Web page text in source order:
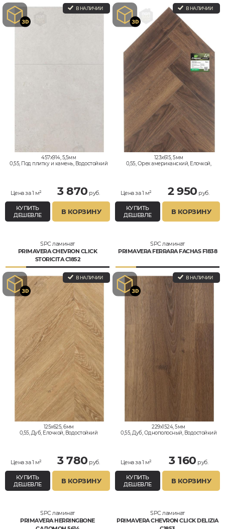
В НАЛИЧИИ
457x914, 5,5мм
0,55, Под плитку и камень, Водостойкий
Цена за 1 м² 3 870 руб.
КУПИТЬ
ДЕШЕВЛЕ
В КОРЗИНУ
В НАЛИЧИИ
123x615, 5мм
0,55, Орех американский, Елочкой,
Цена за 1 м² 2 950 руб.
КУПИТЬ
ДЕШЕВЛЕ
В КОРЗИНУ
SPC ламинат
PRIMAVERA CHEVRON CLICK
STORICITA C1852
В НАЛИЧИИ
125x625, 6мм
0,55, Дуб, Елочкой, Водостойкий
Цена за 1 м² 3 780 руб.
КУПИТЬ
ДЕШЕВЛЕ
В КОРЗИНУ
SPC ламинат
PRIMAVERA FERRARA FACHAS F1838
В НАЛИЧИИ
229x1524, 5мм
0,55, Дуб, Однополосный, Водостойкий
Цена за 1 м² 3 160 руб.
КУПИТЬ
ДЕШЕВЛЕ
В КОРЗИНУ
SPC ламинат
PRIMAVERA HERRINGBONE
SPC ламинат
PRIMAVERA CHEVRON CLICK DELIZIA